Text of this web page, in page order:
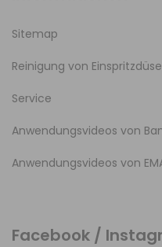
Sitemap
Reinigung von
Service
Anwendungsvideos von
Anwendungsvideos von
Facebook /